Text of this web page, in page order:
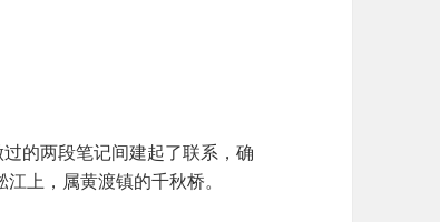
的两段笔记间建起了联系，确
上，属黄渡镇的千秋桥。